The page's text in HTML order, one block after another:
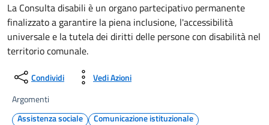
La Consulta disabili è un organo partecipativo permanente
finalizzato a garantire la piena inclusione, l'accessibilità
universale e la tutela dei diritti delle persone con disabilità nel
territorio comunale.
Condividi
Vedi Azioni
Argomenti
Assistenza sociale
Comunicazione istituzionale